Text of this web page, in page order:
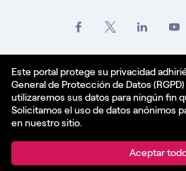
Este portal protege su privacidad
General de Protección de Datos
utilizaremos sus datos para ningún fin
Solicitamos el uso de datos anónimos
en nuestro sitio.
Aceptar
Política de cookies
Español - ES
© Enel Spa All Rights Reserved